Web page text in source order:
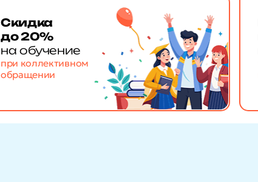
Скидка
до 20%
на обучение
при коллективном
обращении